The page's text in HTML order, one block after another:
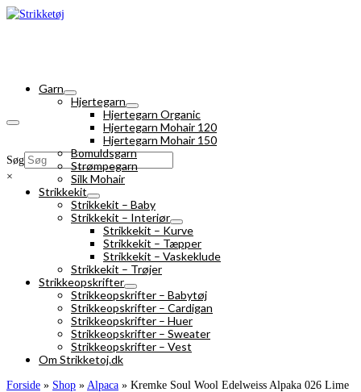
Søg
×
Garn
Hjertegarn
Hjertegarn Organic
Hjertegarn Mohair 120
Hjertegarn Mohair 150
Bomuldsgarn
Strømpegarn
Silk Mohair
Strikkekit
Strikkekit – Baby
Strikkekit – Interiør
Strikkekit – Kurve
Strikkekit – Tæpper
Strikkekit – Vaskeklude
Strikkekit – Trøjer
Strikkeopskrifter
Strikkeopskrifter – Babytøj
Strikkeopskrifter – Cardigan
Strikkeopskrifter – Huer
Strikkeopskrifter – Sweater
Strikkeopskrifter – Vest
Om Strikketoj.dk
Forside » Shop » Alpaca » Kremke Soul Wool Edelweiss Alpaka 026 Lime